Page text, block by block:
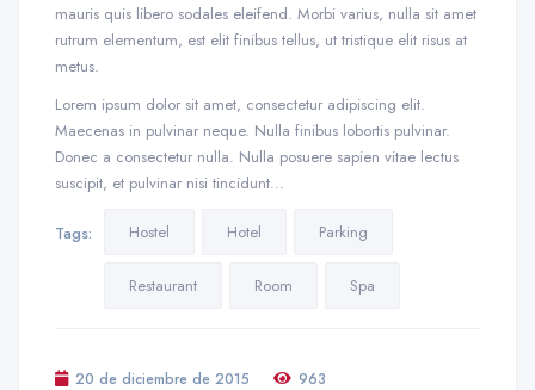
mauris quis libero sodales eleifend. Morbi varius, nulla sit amet
rutrum elementum, est elit finibus tellus, ut tristique elit risus at
metus.
Lorem ipsum dolor sit amet, consectetur adipiscing elit.
Maecenas in pulvinar neque. Nulla finibus lobortis pulvinar.
Donec a consectetur nulla. Nulla posuere sapien vitae lectus
suscipit, et pulvinar nisi tincidunt…
Tags: Hostel Hotel Parking
Restaurant Room Spa
20 de diciembre de 2015
963